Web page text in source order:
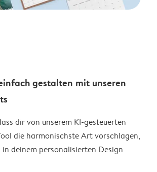
gestalten mit unseren
dir von unserem KI-gesteuerten
die harmonischste Art vorschlagen,
in deinem personalisierten Design